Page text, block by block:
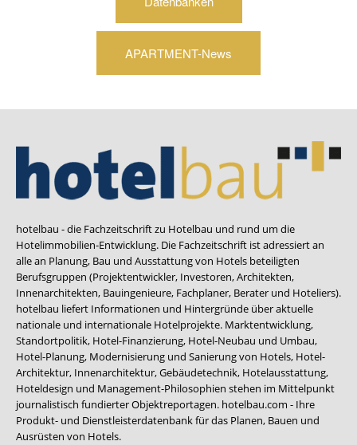
APARTMENT-News
hotelbau - die Fachzeitschrift zu Hotelbau und rund um die
Hotelimmobilien-Entwicklung. Die Fachzeitschrift ist adressiert an
alle an Planung, Bau und Ausstattung von Hotels beteiligten
Berufsgruppen (Projektentwickler, Investoren, Architekten,
Innenarchitekten, Bauingenieure, Fachplaner, Berater und Hoteliers).
hotelbau liefert Informationen und Hintergründe über aktuelle
nationale und internationale Hotelprojekte. Marktentwicklung,
Standortpolitik, Hotel-Finanzierung, Hotel-Neubau und Umbau,
Hotel-Planung, Modernisierung und Sanierung von Hotels, Hotel-
Architektur, Innenarchitektur, Gebäudetechnik, Hotelausstattung,
Hoteldesign und Management-Philosophien stehen im Mittelpunkt
journalistisch fundierter Objektreportagen. hotelbau.com - Ihre
Produkt- und Dienstleisterdatenbank für das Planen, Bauen und
Ausrüsten von Hotels.